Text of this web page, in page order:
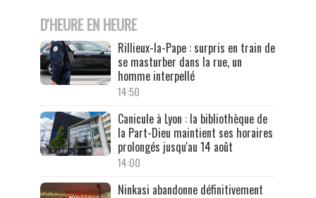
D'HEURE EN HEURE
Rillieux-la-Pape : surpris en train de
se masturber dans la rue, un
homme interpellé
14:50
Canicule à Lyon : la bibliothèque de
la Part-Dieu maintient ses horaires
prolongés jusqu'au 14 août
14:00
Ninkasi abandonne définitivement